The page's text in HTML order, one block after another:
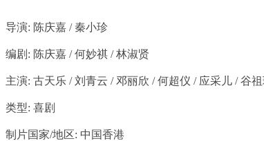
导演: 陈庆嘉 / 秦小珍
编剧: 陈庆嘉 / 何妙祺 / 林淑贤
主演: 古天乐 / 刘青云 / 邓丽欣 / 何超仪 / 应采儿 / 谷
类型: 喜剧
制片国家/地区: 中国香港